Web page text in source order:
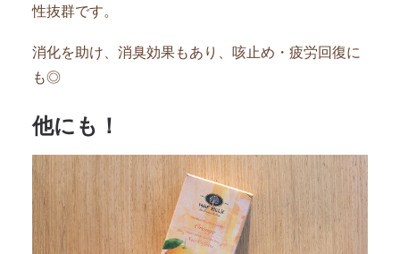
性抜群です。
消化を助け、消臭効果もあり、咳止め・疲労回復に
も◎
他にも！